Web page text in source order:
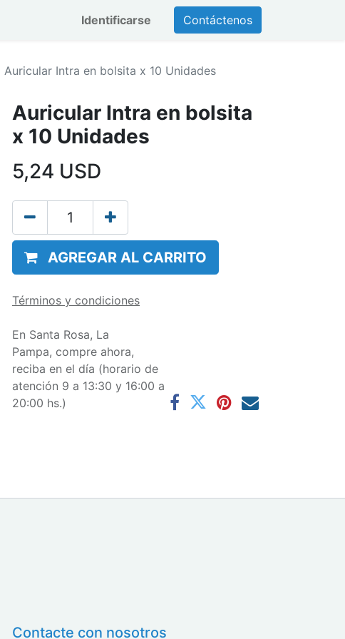
Identificarse Contáctenos
Auricular Intra en bolsita x 10 Unidades
Auricular Intra en bolsita
x 10 Unidades
5,24 USD
AGREGAR AL CARRITO
Términos y condiciones
En Santa Rosa, La
Pampa, compre ahora,
reciba en el día (horario de
atención 9 a 13:30 y 16:00 a
20:00 hs.)
Contacte con nosotros